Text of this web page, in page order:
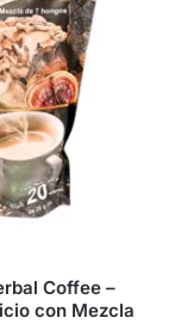
Coffee –
con Mezcla